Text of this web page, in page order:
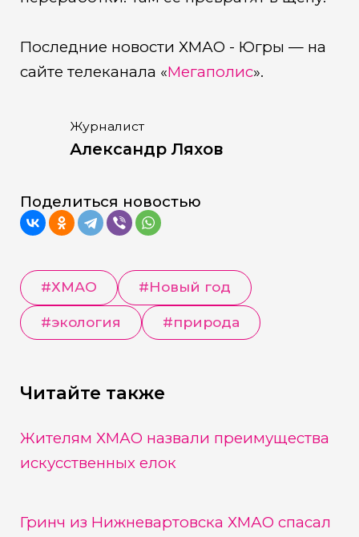
Последние новости ХМАО - Югры — на
сайте телеканала «Мегаполис».
Журналист
Александр Ляхов
Поделиться новостью
#ХМАО #Новый год
#экология #природа
Читайте также
Жителям ХМАО назвали преимущества
искусственных елок
Гринч из Нижневартовска ХМАО спасал